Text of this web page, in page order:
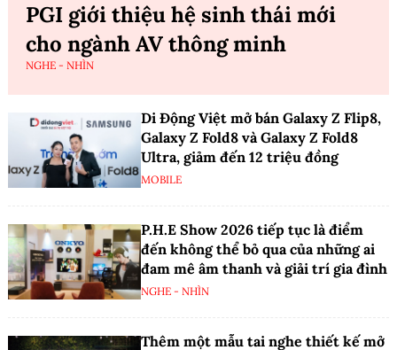
PGI giới thiệu hệ sinh thái mới
cho ngành AV thông minh
NGHE - NHÌN
Di Động Việt mở bán Galaxy Z Flip8,
Galaxy Z Fold8 và Galaxy Z Fold8
Ultra, giảm đến 12 triệu đồng
MOBILE
P.H.E Show 2026 tiếp tục là điểm
đến không thể bỏ qua của những ai
đam mê âm thanh và giải trí gia đình
NGHE - NHÌN
Thêm một mẫu tai nghe thiết kế mở